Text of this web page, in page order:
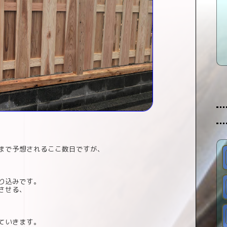
予想されるここ数日ですが、
みです。
る、
きます。